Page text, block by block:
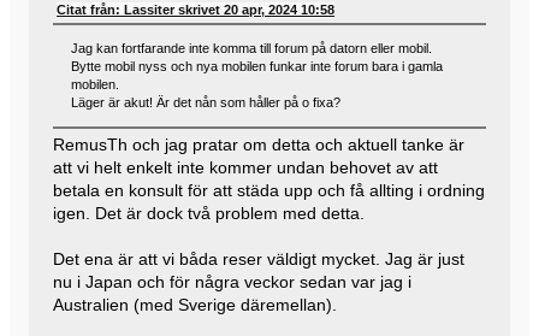
Citat från: Lassiter skrivet 20 apr, 2024 10:58
Jag kan fortfarande inte komma till forum på datorn eller mobil.
Bytte mobil nyss och nya mobilen funkar inte forum bara i gamla
mobilen.
Läger är akut! Är det nån som håller på o fixa?
RemusTh och jag pratar om detta och aktuell tanke är
att vi helt enkelt inte kommer undan behovet av att
betala en konsult för att städa upp och få allting i ordning
igen. Det är dock två problem med detta.
Det ena är att vi båda reser väldigt mycket. Jag är just
nu i Japan och för några veckor sedan var jag i
Australien (med Sverige däremellan).